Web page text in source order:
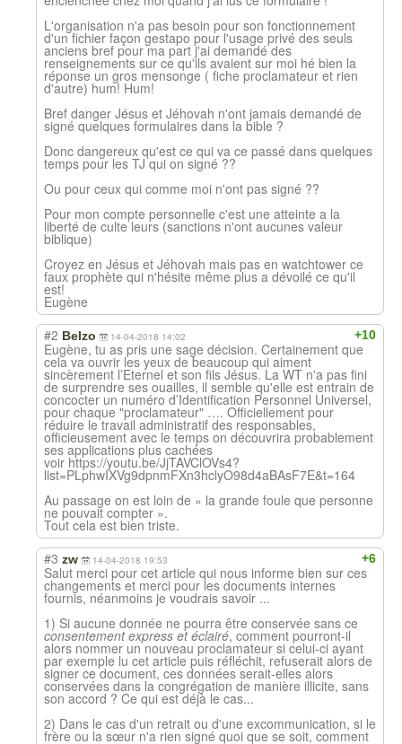
L'organisation n'a pas besoin pour son fonctionnement
d'un fichier façon gestapo pour l'usage privé des seuls
anciens bref pour ma part j'ai demandé des
renseignements sur ce qu'ils avaient sur moi hé bien la
réponse un gros mensonge ( fiche proclamateur et rien
d'autre) hum! Hum!
Bref danger Jésus et Jéhovah n'ont jamais demandé de
signé quelques formulaires dans la bible ?
Donc dangereux qu'est ce qui va ce passé dans quelques
temps pour les TJ qui on signé ??
Ou pour ceux qui comme moi n'ont pas signé ??
Pour mon compte personnelle c'est une atteinte a la
liberté de culte leurs (sanctions n'ont aucunes valeur
biblique)
Croyez en Jésus et Jéhovah mais pas en watchtower ce
faux prophète qui n'hésite même plus a dévoilé ce qu'il
est!
Eugène
+10
#2 Belzo 14-04-2018 14:02
Eugène, tu as pris une sage décision. Certainement que
cela va ouvrir les yeux de beaucoup qui aiment
sincèrement l’Eternel et son fils Jésus. La WT n'a pas fini
de surprendre ses ouailles, il semble qu'elle est entrain de
concocter un numéro d’Identification Personnel Universel,
pour chaque "proclamateur" …. Officiellement pour
réduire le travail administratif des responsables,
officieusement avec le temps on découvrira probablement
ses applications plus cachées
voir https://youtu.be/JjTAVClOVs4?
list=PLphwIXVg9dpnmFXn3hclyO98d4aBAsF7E&t=164
Au passage on est loin de » la grande foule que personne
ne pouvait compter ».
Tout cela est bien triste.
+6
#3 zw 14-04-2018 19:53
Salut merci pour cet article qui nous informe bien sur ces
changements et merci pour les documents internes
fournis, néanmoins je voudrais savoir ...
1) Si aucune donnée ne pourra être conservée sans ce
consentement express et éclairé, comment pourront-il
alors nommer un nouveau proclamateur si celui-ci ayant
par exemple lu cet article puis réfléchit, refuserait alors de
signer ce document, ces données serait-elles alors
conservées dans la congrégation de manière illicite, sans
son accord ? Ce qui est déjà le cas...
2) Dans le cas d'un retrait ou d'une excommunication, si le
frère ou la sœur n'a rien signé quoi que se soit, comment